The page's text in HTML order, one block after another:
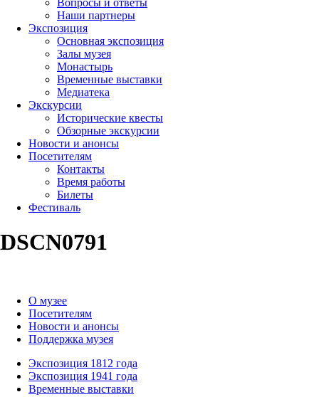
Наши партнеры
Экспозиция
Основная экспозиция
Залы музея
Монастырь
Временные выставки
Медиатека
Экскурсии
Исторические квесты
Обзорные экскурсии
Новости и анонсы
Посетителям
Контакты
Время работы
Билеты
Фестиваль
DSCN0791
О музее
Посетителям
Новости и анонсы
Поддержка музея
Экспозиция 1812 года
Экспозиция 1941 года
Временные выставки